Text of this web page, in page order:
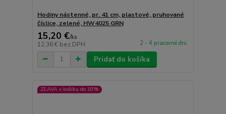
Hodiny nástenné, pr. 41 cm, plastové, pruhované
číslice, zelené, HW4025 GRN
15,20 €/ks
12,36 € bez DPH 2 - 4 pracovné dni
Pridať do košíka
ZĽAVA v košíku do 10%